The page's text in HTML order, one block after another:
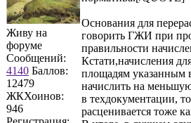
Живу на
форуме
Сообщений:
4140 Баллов:
12479
ЖКХоинов:
946
Основания для
говорить ГЖИ при
правильности
Кстати,начисления
площадям указанным
начислить на
в техдокументации,
расценивается тоже